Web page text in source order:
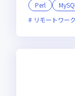
Perl
MySQL
リモートワー